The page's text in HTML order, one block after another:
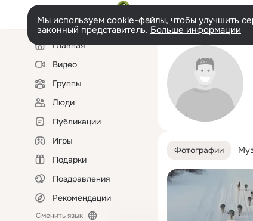
Мы используем cookie-файлы, чтобы улучшить
законный представитель. Больше информации
Левая
колонкаГлавная
Видео
Группы
Люди
Публикации
Игры
Подарки
Поздравления
Рекомендации
Сменить язык
Фотографии